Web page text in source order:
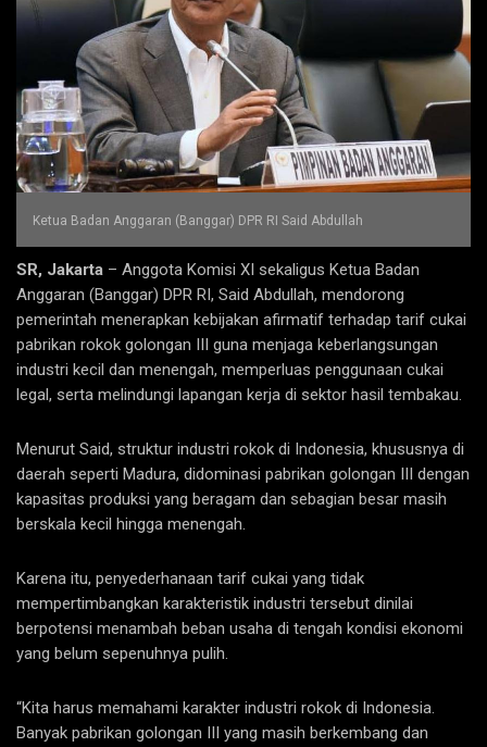
Ketua Badan Anggaran (Banggar) DPR RI Said Abdullah
SR, Jakarta – Anggota Komisi XI sekaligus Ketua Badan
Anggaran (Banggar) DPR RI, Said Abdullah, mendorong
pemerintah menerapkan kebijakan afirmatif terhadap tarif cukai
pabrikan rokok golongan III guna menjaga keberlangsungan
industri kecil dan menengah, memperluas penggunaan cukai
legal, serta melindungi lapangan kerja di sektor hasil tembakau.
Menurut Said, struktur industri rokok di Indonesia, khususnya di
daerah seperti Madura, didominasi pabrikan golongan III dengan
kapasitas produksi yang beragam dan sebagian besar masih
berskala kecil hingga menengah.
Karena itu, penyederhanaan tarif cukai yang tidak
mempertimbangkan karakteristik industri tersebut dinilai
berpotensi menambah beban usaha di tengah kondisi ekonomi
yang belum sepenuhnya pulih.
“Kita harus memahami karakter industri rokok di Indonesia.
Banyak pabrikan golongan III yang masih berkembang dan